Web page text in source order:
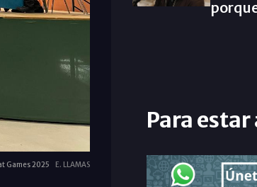
Games 2025 E. LLAMAS
Para estar